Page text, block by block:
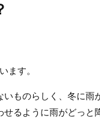
ます。
ものらしく、冬に雨
るように雨がどっと